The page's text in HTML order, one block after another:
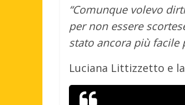
“Comunque volevo
per non essere
stato ancora più facile
Luciana Littizzetto e